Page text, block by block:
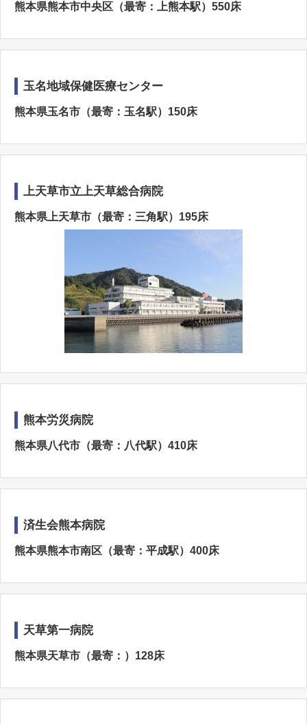
熊本県熊本市中央区（最寄：上熊本駅）550床
玉名地域保健医療センター
熊本県玉名市（最寄：玉名駅）150床
上天草市立上天草総合病院
熊本県上天草市（最寄：三角駅）195床
熊本労災病院
熊本県八代市（最寄：八代駅）410床
済生会熊本病院
熊本県熊本市南区（最寄：平成駅）400床
天草第一病院
熊本県天草市（最寄：）128床